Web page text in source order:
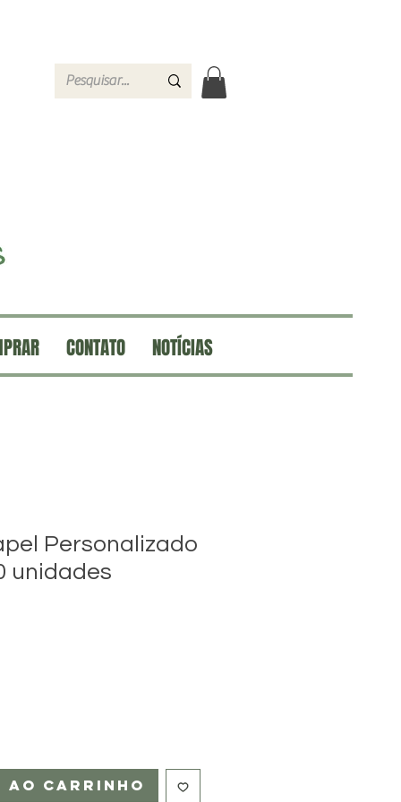
CONTATO NOTÍCIAS
Personalizado
unidades
ao carrinho